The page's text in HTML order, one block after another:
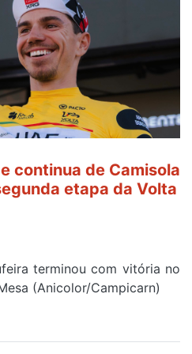
continua de Camisola
etapa da Volta
terminou com vitória no
(Anicolor/Campicarn)